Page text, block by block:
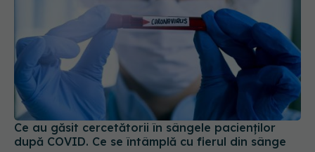
Ce au găsit cercetătorii în sângele pacienților
după COVID. Ce se întâmplă cu fierul din sânge
11 mar 2026, 12:46